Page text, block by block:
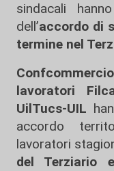
sindacali
dell’accordo di
termine nel
lavoratori
UilTucs-UIL
accordo
lavoratori
del Terziario